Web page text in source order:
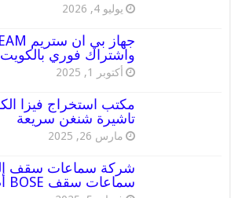
يوليو 4, 2026
واشتراك فوري بالكويت
أكتوبر 1, 2025
تاشيرة شنغن سريعة
مارس 26, 2025
سماعات سقف BOSE أصلية